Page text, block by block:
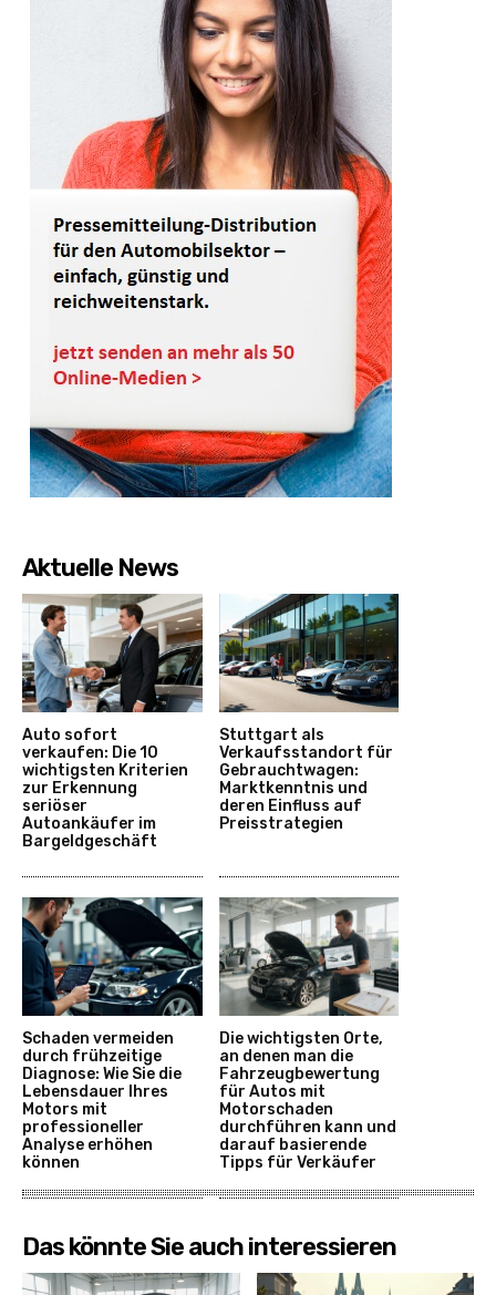
Aktuelle News
Auto sofort
verkaufen: Die 10
wichtigsten Kriterien
zur Erkennung
seriöser
Autoankäufer im
Bargeldgeschäft
Stuttgart als
Verkaufsstandort für
Gebrauchtwagen:
Marktkenntnis und
deren Einfluss auf
Preisstrategien
Schaden vermeiden
durch frühzeitige
Diagnose: Wie Sie die
Lebensdauer Ihres
Motors mit
professioneller
Analyse erhöhen
können
Die wichtigsten Orte,
an denen man die
Fahrzeugbewertung
für Autos mit
Motorschaden
durchführen kann und
darauf basierende
Tipps für Verkäufer
Das könnte Sie auch interessieren